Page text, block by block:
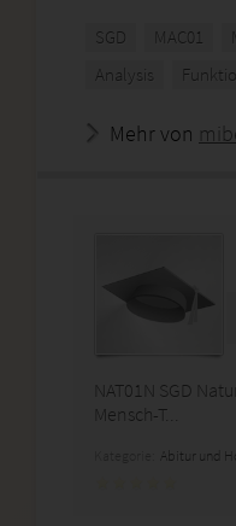
SGD MAC01
Analysis
Mehr von
NAT01N SGD
Mensch-T...
Abitur und